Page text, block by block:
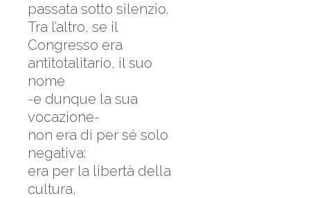
passata sotto silenzio.
Tra l’altro, se il
Congresso era
antitotalitario, il suo
nome
-e dunque la sua
vocazione-
non era di per sé solo
negativa:
era per la libertà della
cultura,